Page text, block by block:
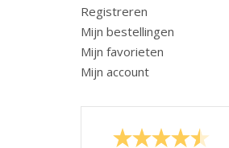
Registreren
Mijn bestellingen
Mijn favorieten
Mijn account